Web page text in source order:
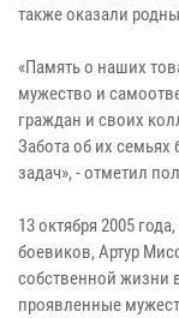
также оказали
«Память о наших
мужество и
граждан и своих
Забота об их
задач», - отметил
13 октября 2005
боевиков, Артур
собственной жизни
проявленные